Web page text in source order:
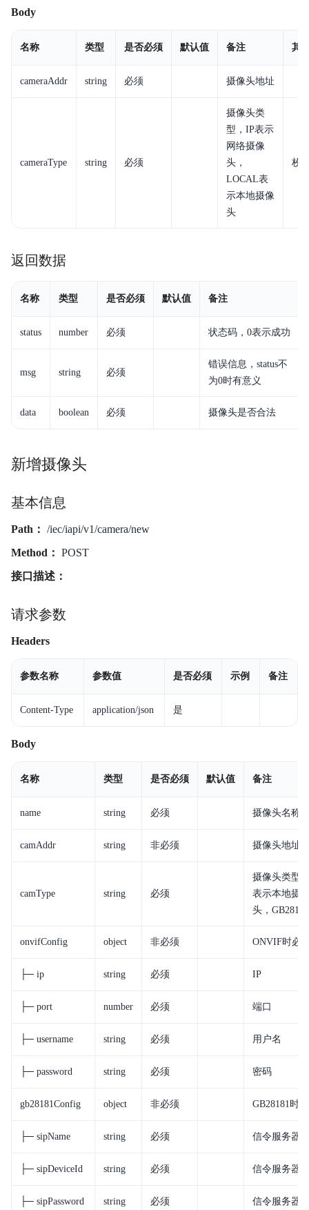
Body
名称 类型 是否必须 默认值 备注 其
cameraAddr string 必须 摄像头地址
cameraType string 必须
摄像头类
型，IP表示
网络摄像
头，
LOCAL表
示本地摄像
头
枚
返回数据
名称 类型 是否必须 默认值 备注
status number 必须 状态码，0表示成功
msg string 必须
错误信息，status不
为0时有意义
data boolean 必须 摄像头是否合法
新增摄像头
基本信息
Path： /iec/iapi/v1/camera/new
Method： POST
接口描述：
请求参数
Headers
参数名称 参数值 是否必须 示例 备注
Content-Type application/json 是
Body
名称 类型 是否必须 默认值 备注
name string 必须 摄像头名称
camAddr string 非必须 摄像头地址
camType string 必须
摄像头类型
表示本地摄
头，
onvifConfig object 非必须 ONVIF时必
├─ ip string 必须 IP
├─ port number 必须 端口
├─ username string 必须 用户名
├─ password string 必须 密码
gb28181Config object 非必须 GB28181时
├─ sipName string 必须 信令服务器
├─ sipDeviceId string 必须 信令服务器
├─ sipPassword string 必须 信令服务器